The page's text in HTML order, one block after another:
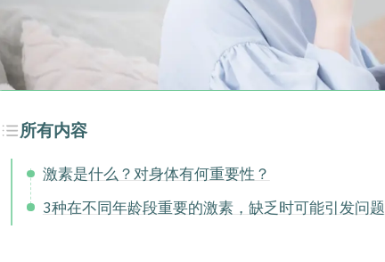
所有内容
激素是什么？对身体有何重要性？
3种在不同年龄段重要的激素，缺乏时可能引发问题